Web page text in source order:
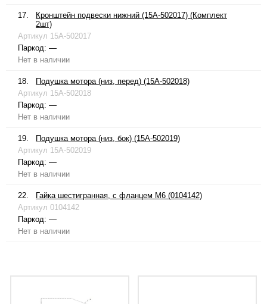
17.
Кронштейн подвески нижний (15A-502017) (Комплект
2шт)
Артикул 15A-502017
Паркод: —
Нет в наличии
18.
Подушка мотора (низ, перед) (15A-502018)
Артикул 15A-502018
Паркод: —
Нет в наличии
19.
Подушка мотора (низ, бок) (15A-502019)
Артикул 15A-502019
Паркод: —
Нет в наличии
22.
Гайка шестигранная, с фланцем М6 (0104142)
Артикул 0104142
Паркод: —
Нет в наличии